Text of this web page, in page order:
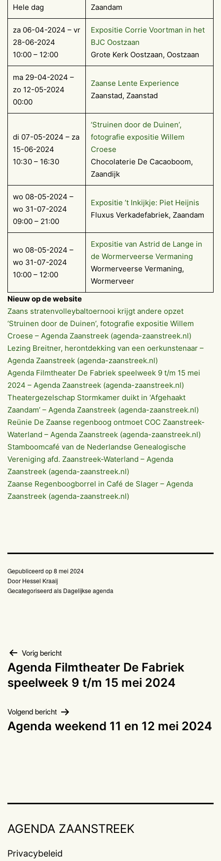
Hele dag
Zaandam
za 06-04-2024 – vr
28-06-2024
10:00 – 12:00
Expositie Corrie Voortman in het
BJC Oostzaan
Grote Kerk Oostzaan, Oostzaan
ma 29-04-2024 –
zo 12-05-2024
00:00
Zaanse Lente Experience
Zaanstad, Zaanstad
di 07-05-2024 – za
15-06-2024
10:30 – 16:30
‘Struinen door de Duinen’,
fotografie expositie Willem
Croese
Chocolaterie De Cacaoboom,
Zaandijk
wo 08-05-2024 –
wo 31-07-2024
09:00 – 21:00
Expositie ’t Inkijkje: Piet Heijnis
Fluxus Verkadefabriek, Zaandam
wo 08-05-2024 –
wo 31-07-2024
10:00 – 12:00
Expositie van Astrid de Lange in
de Wormerveerse Vermaning
Wormerveerse Vermaning,
Wormerveer
Nieuw op de website
Zaans stratenvolleybaltoernooi krijgt andere opzet
‘Struinen door de Duinen’, fotografie expositie Willem
Croese – Agenda Zaanstreek (agenda-zaanstreek.nl)
Lezing Breitner, herontdekking van een oerkunstenaar –
Agenda Zaanstreek (agenda-zaanstreek.nl)
Agenda Filmtheater De Fabriek speelweek 9 t/m 15 mei
2024 – Agenda Zaanstreek (agenda-zaanstreek.nl)
Theatergezelschap Stormkamer duikt in ‘Afgehaakt
Zaandam’ – Agenda Zaanstreek (agenda-zaanstreek.nl)
Reünie De Zaanse regenboog ontmoet COC Zaanstreek-
Waterland – Agenda Zaanstreek (agenda-zaanstreek.nl)
Stamboomcafé van de Nederlandse Genealogische
Vereniging afd. Zaanstreek-Waterland – Agenda
Zaanstreek (agenda-zaanstreek.nl)
Zaanse Regenboogborrel in Café de Slager – Agenda
Zaanstreek (agenda-zaanstreek.nl)
Gepubliceerd op8 mei 2024
Door Hessel Kraaij
Gecategoriseerd als Dagelijkse agenda
Bericht
navigatie
Vorig bericht
Agenda Filmtheater De Fabriek
speelweek 9 t/m 15 mei 2024
Volgend bericht
Agenda weekend 11 en 12 mei 2024
AGENDA ZAANSTREEK
Privacybeleid